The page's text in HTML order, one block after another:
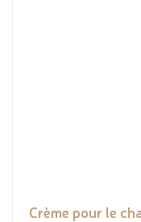
Crème pour le